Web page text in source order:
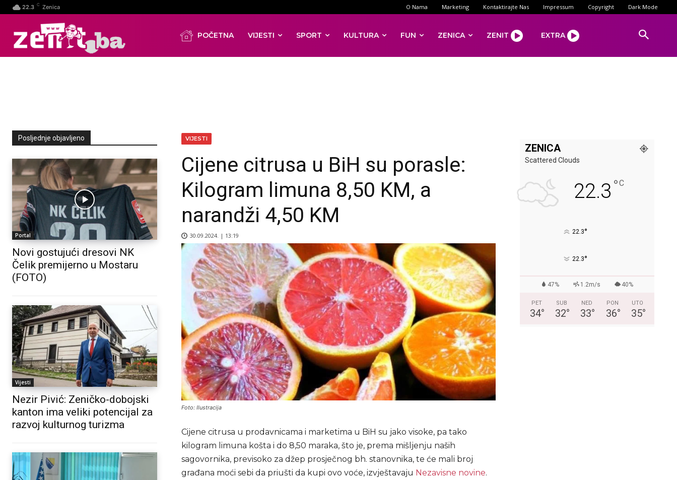
22.3 C Zenica O Nama Marketing Kontaktirajte Nas Impressum Copyright Dark Mode
POČETNA VIJESTI SPORT KULTURA FUN ZENICA ZENIT EXTRA
Posljednje objavljeno
Portal
Novi gostujući dresovi NK
Čelik premijerno u Mostaru
(FOTO)
Vijesti
Nezir Pivić: Zeničko-dobojski
kanton ima veliki potencijal za
razvoj kulturnog turizma
VIJESTI
Cijene citrusa u BiH su porasle:
Kilogram limuna 8,50 KM, a
narandži 4,50 KM
30.09.2024. | 13:19
Foto: Ilustracija
Cijene citrusa u prodavnicama i marketima u BiH su jako visoke, pa tako
kilogram limuna košta i do 8,50 maraka, što je, prema mišljenju naših
sagovornika, previsoko za džep prosječnog bh. stanovnika, te će mali broj
građana moći sebi da priušti da kupi ovo voće, izvještavaju Nezavisne novine.
ZENICA
Scattered Clouds
22.3 °C
22.3°
22.3°
47% 1.2m/s 40%
PET
34°
SUB
32°
NED
33°
PON
36°
UTO
35°